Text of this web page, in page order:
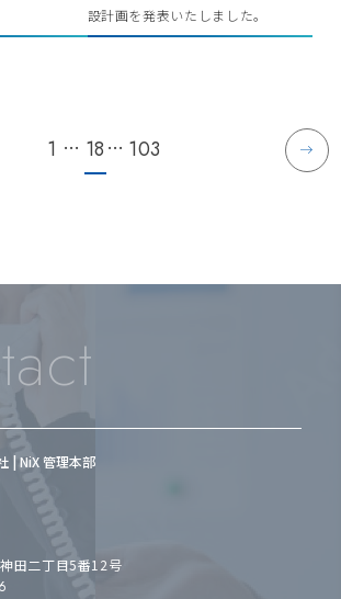
設計画を発表いたしました。
1 … 18 … 103
| NiX 管理本部
田二丁目5番12号